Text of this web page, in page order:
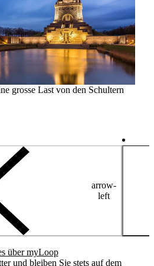
grosse Last von den Schultern
arrow-
left
über myLoop
und bleiben Sie stets auf dem